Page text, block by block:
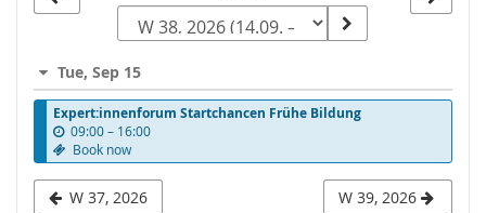
to
display
Tue, Sep 15
Expert:innenforum Startchancen Frühe Bildung
09:00–u
n
t
i
l
16:00
Book now
W 37, 2026 W 39, 2026